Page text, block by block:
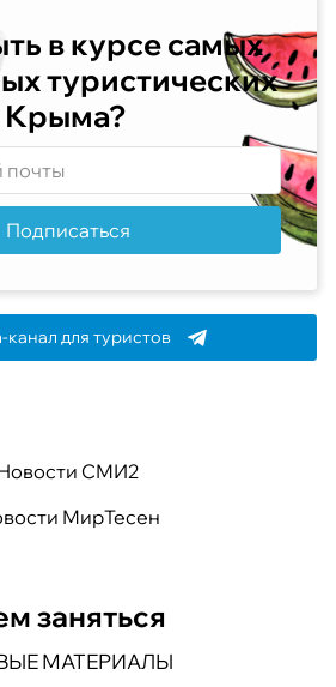
в курсе самых
туристических
Крыма?
Подписаться
канал для туристов
СМИ2
МирТесен
заняться
МАТЕРИАЛЫ